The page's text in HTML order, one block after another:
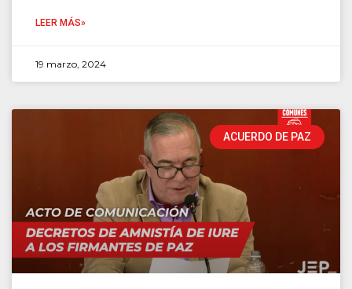
LEER MÁS»
19 marzo, 2024
ACUERDO DE PAZ